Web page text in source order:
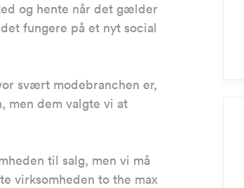
og hente når det gælder
fungere på et nyt social
svært modebranchen er,
men dem valgte vi at
til salg, men vi må
virksomheden to the max